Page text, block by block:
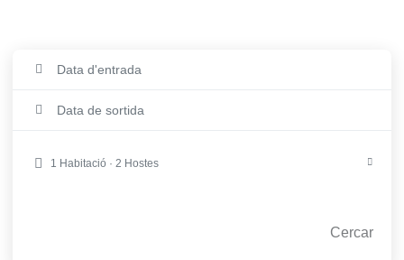
Data d'entrada
Data de sortida
1 Habitació · 2 Hostes
Cercar
Sauna
Gimnàs